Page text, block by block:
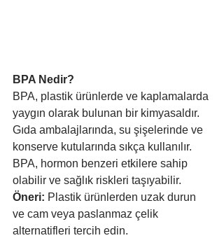
BPA Nedir?
BPA, plastik ürünlerde ve kaplamalarda
yaygın olarak bulunan bir kimyasaldır.
Gıda ambalajlarında, su şişelerinde ve
konserve kutularında sıkça kullanılır.
BPA, hormon benzeri etkilere sahip
olabilir ve sağlık riskleri taşıyabilir.
Öneri: Plastik ürünlerden uzak durun
ve cam veya paslanmaz çelik
alternatifleri tercih edin.